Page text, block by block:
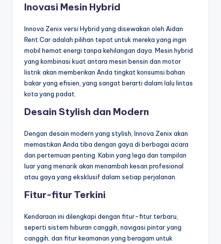
Inovasi Mesin Hybrid
Innova Zenix versi Hybrid yang disewakan oleh Aidan
Rent Car adalah pilihan tepat untuk mereka yang ingin
mobil hemat energi tanpa kehilangan daya. Mesin hybrid
yang kombinasi kuat antara mesin bensin dan motor
listrik akan memberikan Anda tingkat konsumsi bahan
bakar yang efisien, yang sangat berarti dalam lalu lintas
kota yang padat.
Desain Stylish dan Modern
Dengan desain modern yang stylish, Innova Zenix akan
memastikan Anda tiba dengan gaya di berbagai acara
dan pertemuan penting. Kabin yang lega dan tampilan
luar yang menarik akan menambah kesan profesional
atau gaya yang eksklusif dalam setiap perjalanan.
Fitur-fitur Terkini
Kendaraan ini dilengkapi dengan fitur-fitur terbaru,
seperti sistem hiburan canggih, navigasi pintar yang
canggih, dan fitur keamanan yang beragam untuk